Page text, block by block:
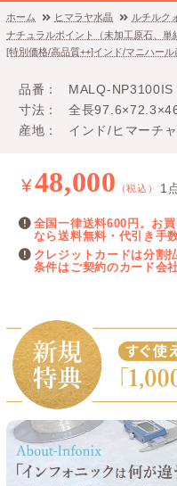
ホーム ヒマラヤ水晶 ルチルク
ナチュラルポイント（未加工原石、単
[特別価格/高品質++]インド/マニハー
品番
MALQ-NP3100IS
寸法
全長
産地
インド/ヒマーチ
¥48,000 （税込） 1
全国一律送料600円。お
なら送料無料・代引き手
クレジットカードは分割
条件はご契約のカード会